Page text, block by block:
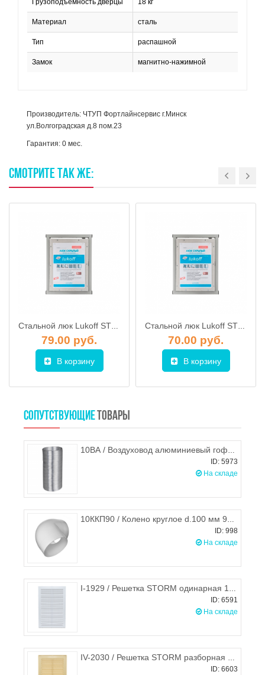
Грузоподъемность дверцы 18 кг
Материал сталь
Тип распашной
Замок магнитно-нажимной
Производитель: ЧТУП Фортлайнсервис г.Минск
ул.Волгоградская д.8 пом.23
Гарантия: 0 мес.
СМОТРИТЕ ТАКЖЕ:
Стальной люк Lukoff ST 60х50 (распашной)
79.00 руб.
В корзину
Стальной люк Lukoff ST 25х60 (распашной)
70.00 руб.
В корзину
СОПУТСТВУЮЩИЕ ТОВАРЫ
10ВА / Воздуховод алюминиевый гофрированный (гофра) d.100, ЭРА
ID: 5973
На складе
10ККП90 / Колено круглое d.100 мм 90°, ЭРА
ID: 998
На складе
I-1929 / Решетка STORM одинарная 190х290 мм
ID: 6591
На складе
IV-2030 / Решетка STORM разборная 200х300 мм (бежевая)
ID: 6603